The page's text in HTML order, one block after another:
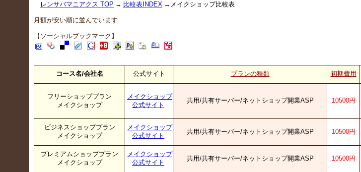
レンサバマニアクス TOP → 比較表INDEX →メイクショップ比較表
月額が安い順に並んでいます
【ソーシャルブックマーク】
コース名/会社名 公式サイト プランの種類 初期費用
フリーショッププラン
メイクショップ
メイクショップ
公式サイト
共用/共有サーバー/ネットショップ開業ASP 10500円
ビジネスショッププラン
メイクショップ
メイクショップ
公式サイト
共用/共有サーバー/ネットショップ開業ASP 10500円
プレミアムショッププラン
メイクショップ
メイクショップ
公式サイト
共用/共有サーバー/ネットショップ開業ASP 10500円